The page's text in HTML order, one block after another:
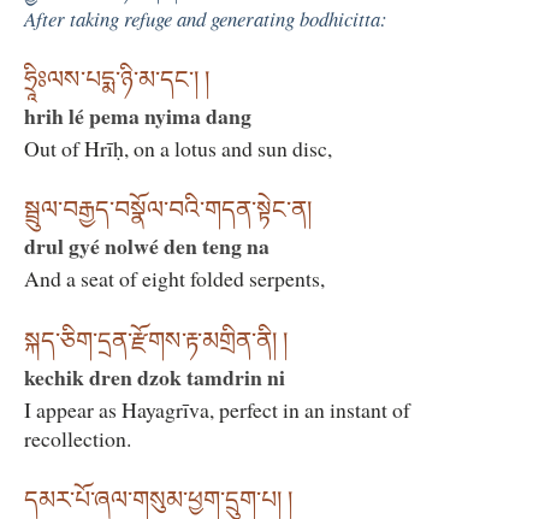
After taking refuge and generating bodhicitta:
ཧྲཱིཿལས་པདྨ་ཉི་མ་དང་། །
hrih lé pema nyima dang
Out of Hrīḥ, on a lotus and sun disc,
སྦྲུལ་བརྒྱད་བསྣོལ་བའི་གདན་སྟེང་ན།
drul gyé nolwé den teng na
And a seat of eight folded serpents,
སྐད་ཅིག་དྲན་རྫོགས་རྟ་མགྲིན་ནི། །
kechik dren dzok tamdrin ni
I appear as Hayagrīva, perfect in an instant of
recollection.
དམར་པོ་ཞལ་གསུམ་ཕྱག་དྲུག་པ། །